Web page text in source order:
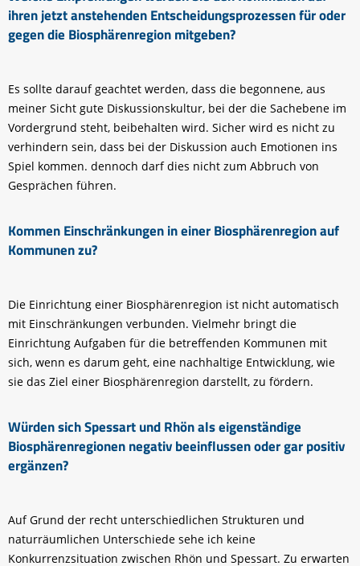
ihren jetzt anstehenden Entscheidungsprozessen für oder
gegen die Biosphärenregion mitgeben?
Es sollte darauf geachtet werden, dass die begonnene, aus
meiner Sicht gute Diskussionskultur, bei der die Sachebene im
Vordergrund steht, beibehalten wird. Sicher wird es nicht zu
verhindern sein, dass bei der Diskussion auch Emotionen ins
Spiel kommen. dennoch darf dies nicht zum Abbruch von
Gesprächen führen.
Kommen Einschränkungen in einer Biosphärenregion auf
Kommunen zu?
Die Einrichtung einer Biosphärenregion ist nicht automatisch
mit Einschränkungen verbunden. Vielmehr bringt die
Einrichtung Aufgaben für die betreffenden Kommunen mit
sich, wenn es darum geht, eine nachhaltige Entwicklung, wie
sie das Ziel einer Biosphärenregion darstellt, zu fördern.
Würden sich Spessart und Rhön als eigenständige
Biosphärenregionen negativ beeinflussen oder gar positiv
ergänzen?
Auf Grund der recht unterschiedlichen Strukturen und
naturräumlichen Unterschiede sehe ich keine
Konkurrenzsituation zwischen Rhön und Spessart. Zu erwarten